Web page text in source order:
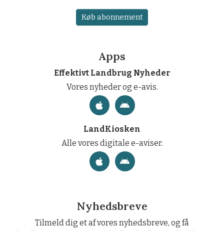
Køb abonnement
Apps
Effektivt Landbrug Nyheder
Vores nyheder og e-avis.
LandKiosken
Alle vores digitale e-aviser.
Nyhedsbreve
Tilmeld dig et af vores nyhedsbreve, og få